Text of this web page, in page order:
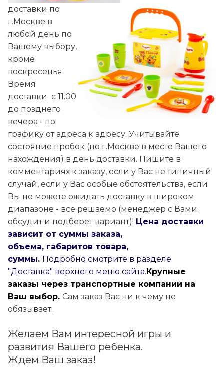
доставки по
г.Москве в
любой день по
Вашему выбору,
кроме
воскресенья.
Время
доставки с 11.00
до позднего
вечера - по
графику от адреса к адресу. Учитывайте
состояние пробок (по г.Москве в месте Вашего
нахождения) в день доставки. Пишите в
комментариях к заказу, если у Вас не типичный
случай, если у Вас особые обстоятельства, если
Вы не можете ожидать доставку в широком
диапазоне - все решаемо (менеджер с Вами
обсудит и подберет вариант)! Цена доставки
зависит от суммы заказа,
объема, габаритов товара,
суммы. Подробно смотрите в разделе
"Доставка" верхнего меню сайта. Крупные
заказы через транспортные компании на
Ваш выбор. Сам заказ Вас ни к чему не
обязывает.
Желаем Вам интересной игры и
развития Вашего ребенка.
Ждем Ваш заказ!